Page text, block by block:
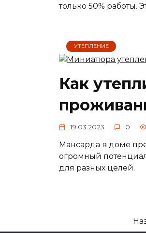
только 50% работы.
УТЕПЛЕНИЕ
Как
19.03.2023 0
Мансарда в доме
огромный
для разных целей.